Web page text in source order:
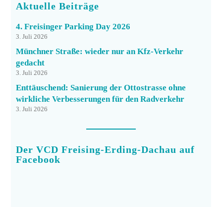
Aktuelle Beiträge
4. Freisinger Parking Day 2026
3. Juli 2026
Münchner Straße: wieder nur an Kfz-Verkehr
gedacht
3. Juli 2026
Enttäuschend: Sanierung der Ottostrasse ohne
wirkliche Verbesserungen für den Radverkehr
3. Juli 2026
Der VCD Freising-Erding-Dachau auf
Facebook